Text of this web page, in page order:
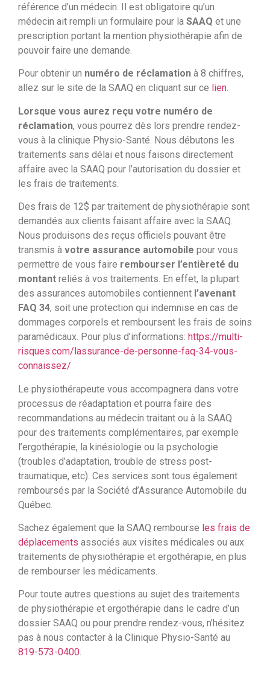
référence d’un médecin. Il est obligatoire qu’un
médecin ait rempli un formulaire pour la SAAQ et une
prescription portant la mention physiothérapie afin de
pouvoir faire une demande.
Pour obtenir un numéro de réclamation à 8 chiffres,
allez sur le site de la SAAQ en cliquant sur ce lien.
Lorsque vous aurez reçu votre numéro de
réclamation, vous pourrez dès lors prendre rendez-
vous à la clinique Physio-Santé. Nous débutons les
traitements sans délai et nous faisons directement
affaire avec la SAAQ pour l’autorisation du dossier et
les frais de traitements.
Des frais de 12$ par traitement de physiothérapie sont
demandés aux clients faisant affaire avec la SAAQ.
Nous produisons des reçus officiels pouvant être
transmis à votre assurance automobile pour vous
permettre de vous faire rembourser l’entièreté du
montant reliés à vos traitements. En effet, la plupart
des assurances automobiles contiennent l’avenant
FAQ 34, soit une protection qui indemnise en cas de
dommages corporels et remboursent les frais de soins
paramédicaux. Pour plus d’informations: https://multi-
risques.com/lassurance-de-personne-faq-34-vous-
connaissez/
Le physiothérapeute vous accompagnera dans votre
processus de réadaptation et pourra faire des
recommandations au médecin traitant ou à la SAAQ
pour des traitements complémentaires, par exemple
l’ergothérapie, la kinésiologie ou la psychologie
(troubles d’adaptation, trouble de stress post-
traumatique, etc). Ces services sont tous également
remboursés par la Société d’Assurance Automobile du
Québec.
Sachez également que la SAAQ rembourse les frais de
déplacements associés aux visites médicales ou aux
traitements de physiothérapie et ergothérapie, en plus
de rembourser les médicaments.
Pour toute autres questions au sujet des traitements
de physiothérapie et ergothérapie dans le cadre d’un
dossier SAAQ ou pour prendre rendez-vous, n’hésitez
pas à nous contacter à la Clinique Physio-Santé au
819-573-0400.